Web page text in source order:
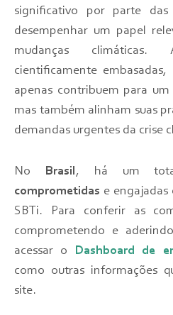
significativo por parte das
desempenhar um papel
mudanças
cientificamente embasadas,
apenas contribuem para
mas também alinham suas
demandas urgentes da crise
No Brasil, há um
comprometidas e engajadas
SBTi. Para conferir as
comprometendo e
acessar o Dashboard de
como outras informações
site.